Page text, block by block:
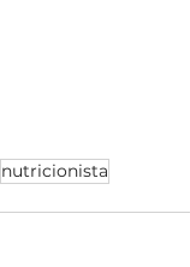
nutricionista